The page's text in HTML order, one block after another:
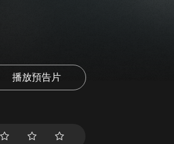
播放預告片